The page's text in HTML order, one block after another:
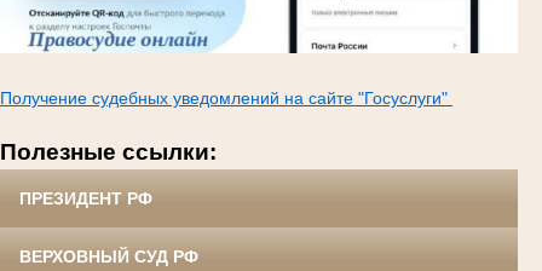
Получение судебных уведомлений на сайте "Госуслуги"
Полезные ссылки:
ПРЕЗИДЕНТ РФ
ВЕРХОВНЫЙ СУД РФ